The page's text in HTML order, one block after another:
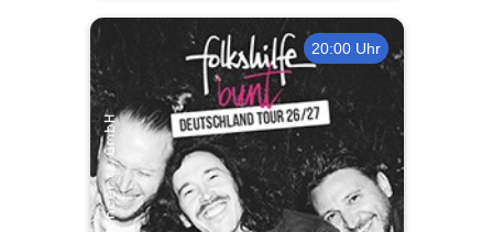
20:00 Uhr